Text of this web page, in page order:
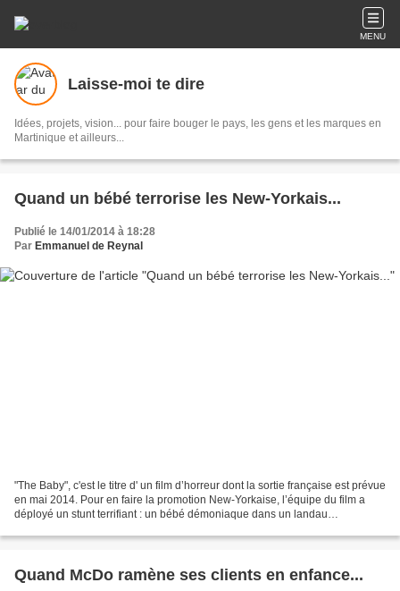
MENU
Laisse-moi te dire
Idées, projets, vision... pour faire bouger le pays, les gens et les marques en
Martinique et ailleurs...
Quand un bébé terrorise les New-Yorkais...
Publié le 14/01/2014 à 18:28
Par Emmanuel de Reynal
"The Baby", c'est le titre d' un film d’horreur dont la sortie française est prévue
en mai 2014. Pour en faire la promotion New-Yorkaise, l’équipe du film a
déployé un stunt terrifiant : un bébé démoniaque dans un landau
Quand McDo ramène ses clients en enfance...